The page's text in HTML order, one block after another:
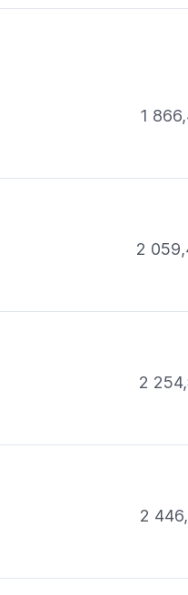
1 866,
2 059,
2 254,
2 446,